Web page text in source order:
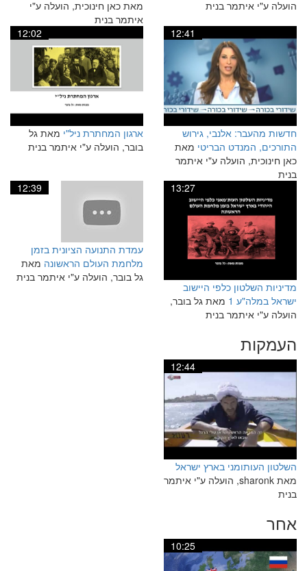
הועלה ע"י איתמר בנית
מאת כאן חינוכית, הועלה ע"י
איתמר בנית
12:41
חדשות מהעבר: אלנבי, גירוש
התורכים, המנדט הבריטי מאת
כאן חינוכית, הועלה ע"י איתמר
בנית
12:02
ארגון המחתרת ניל"י מאת גל
בובר, הועלה ע"י איתמר בנית
13:27
מדיניות השלטון כלפי היישוב
ישראל במלה"ע 1
מאת גל בובר,
הועלה ע"י איתמר בנית
12:39
עמדת התנועה הציונית בזמן
מלחמת העולם הראשונה מאת
גל בובר, הועלה ע"י איתמר בנית
העמקות
12:44
השלטון העותומני בארץ ישראל
מאת sharonk, הועלה ע"י איתמר
בנית
אחר
10:25